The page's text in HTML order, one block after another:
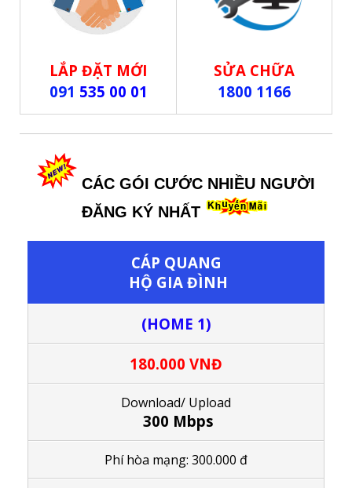
LẮP ĐẶT MỚI
091 535 00 01
SỬA CHỮA
1800 1166
CÁC GÓI CƯỚC NHIỀU NGƯỜI
ĐĂNG KÝ NHẤT
CÁP QUANG
HỘ GIA ĐÌNH
(HOME 1)
180.000 VNĐ
Download/ Upload
300 Mbps
Phí hòa mạng: 300.000 đ